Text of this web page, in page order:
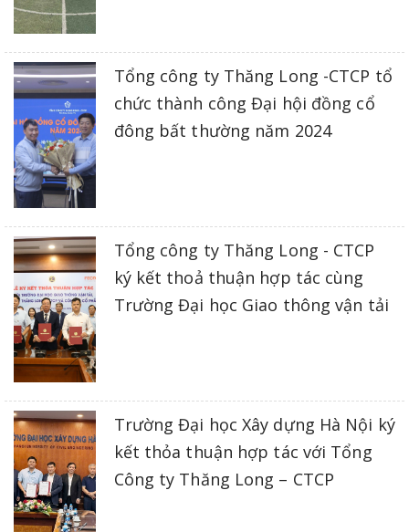
Tổng công ty Thăng Long -CTCP tổ
chức thành công Đại hội đồng cổ
đông bất thường năm 2024
Tổng công ty Thăng Long - CTCP
ký kết thoả thuận hợp tác cùng
Trường Đại học Giao thông vận tải
Trường Đại học Xây dựng Hà Nội ký
kết thỏa thuận hợp tác với Tổng
Công ty Thăng Long – CTCP